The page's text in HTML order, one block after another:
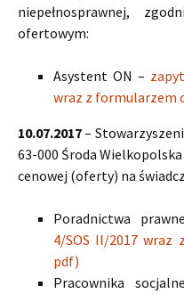
niepełnosprawnej,
ofertowym:
Asystent ON –
wraz z formularzem
10.07.2017–
63-000 Środa
cenowej (oferty) na
Poradnictwa
4/SOS II/2017
pdf)
Pracownika